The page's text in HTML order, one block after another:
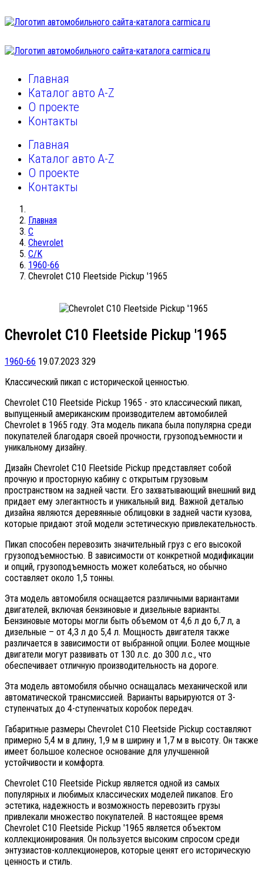
Главная
Каталог авто A-Z
О проекте
Контакты
Главная
Каталог авто A-Z
О проекте
Контакты
Главная
C
Chevrolet
C/K
1960-66
Chevrolet C10 Fleetside Pickup '1965
Chevrolet C10 Fleetside Pickup '1965
1960-66 19.07.2023 329
Классический пикап с исторической ценностью.
Chevrolet C10 Fleetside Pickup 1965 - это классический пикап,
выпущенный американским производителем автомобилей
Chevrolet в 1965 году. Эта модель пикапа была популярна среди
покупателей благодаря своей прочности, грузоподъемности и
уникальному дизайну.
Дизайн Chevrolet C10 Fleetside Pickup представляет собой
прочную и просторную кабину с открытым грузовым
пространством на задней части. Его захватывающий внешний вид
придает ему элегантность и уникальный вид. Важной деталью
дизайна являются деревянные облицовки в задней части кузова,
которые придают этой модели эстетическую привлекательность.
Пикап способен перевозить значительный груз с его высокой
грузоподъемностью. В зависимости от конкретной модификации
и опций, грузоподъемность может колебаться, но обычно
составляет около 1,5 тонны.
Эта модель автомобиля оснащается различными вариантами
двигателей, включая бензиновые и дизельные варианты.
Бензиновые моторы могли быть объемом от 4,6 л до 6,7 л, а
дизельные – от 4,3 л до 5,4 л. Мощность двигателя также
различается в зависимости от выбранной опции. Более мощные
двигатели могут развивать от 130 л.с. до 300 л.с., что
обеспечивает отличную производительность на дороге.
Эта модель автомобиля обычно оснащалась механической или
автоматической трансмиссией. Варианты варьируются от 3-
ступенчатых до 4-ступенчатых коробок передач.
Габаритные размеры Chevrolet C10 Fleetside Pickup составляют
примерно 5,4 м в длину, 1,9 м в ширину и 1,7 м в высоту. Он также
имеет большое колесное основание для улучшенной
устойчивости и комфорта.
Chevrolet C10 Fleetside Pickup является одной из самых
популярных и любимых классических моделей пикапов. Его
эстетика, надежность и возможность перевозить грузы
привлекали множество покупателей. В настоящее время
Chevrolet C10 Fleetside Pickup '1965 является объектом
коллекционирования. Он пользуется высоким спросом среди
энтузиастов-коллекционеров, которые ценят его историческую
ценность и стиль.